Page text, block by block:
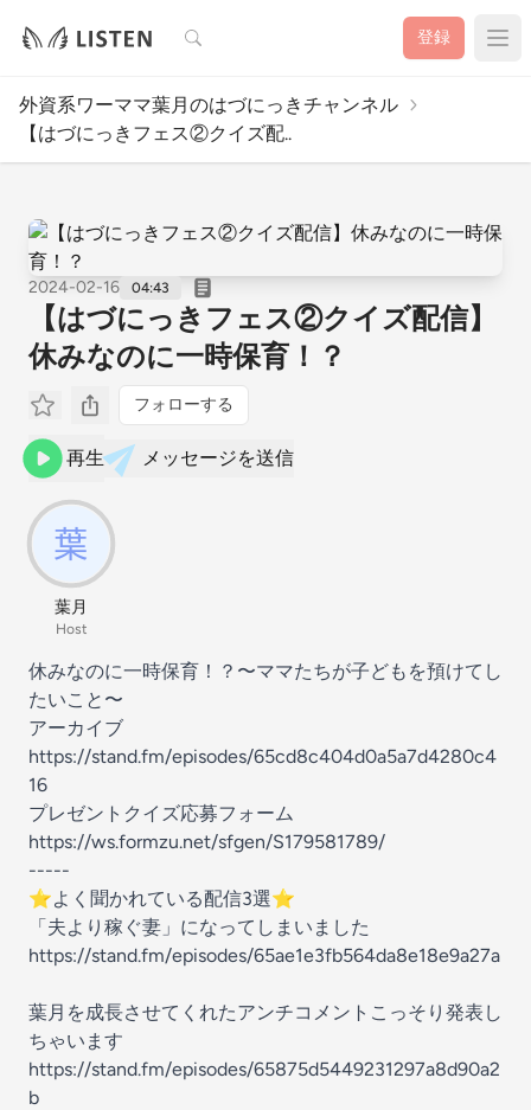
検索 登録
外資系ワーママ葉月のはづにっきチャンネル
【はづにっきフェス②クイズ配..
2024-02-16 04:43
【はづにっきフェス②クイズ配信】
休みなのに一時保育！？
フォローする
再生 メッセージを送信
葉月
Host
休みなのに一時保育！？〜ママたちが子どもを預けてし
たいこと〜
アーカイブ
https://stand.fm/episodes/65cd8c404d0a5a7d4280c4
16
プレゼントクイズ応募フォーム
https://ws.formzu.net/sfgen/S179581789/
-----
⭐︎よく聞かれている配信3選⭐︎
「夫より稼ぐ妻」になってしまいました
https://stand.fm/episodes/65ae1e3fb564da8e18e9a27a
葉月を成長させてくれたアンチコメントこっそり発表し
ちゃいます
https://stand.fm/episodes/65875d5449231297a8d90a2
b